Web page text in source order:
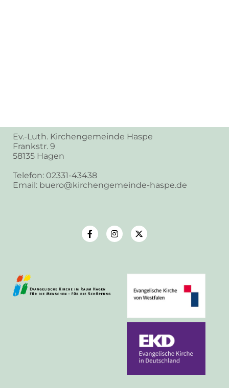
Ev.-Luth. Kirchengemeinde Haspe
Frankstr. 9
58135 Hagen
Telefon: 02331-43438
Email: buero@kirchengemeinde-haspe.de